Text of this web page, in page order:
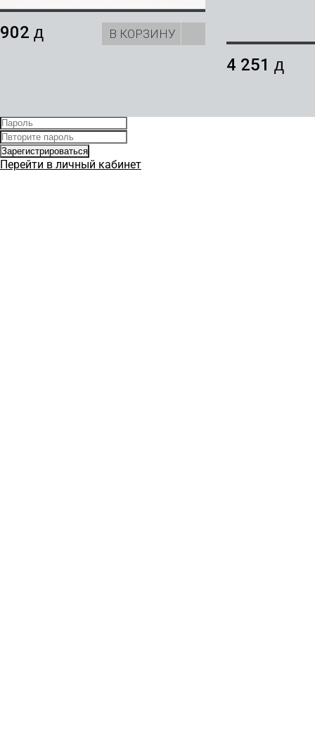
902 д В КОРЗИНУ
4 251 д
Вход
Регистрация
Перейти в личный кабинет